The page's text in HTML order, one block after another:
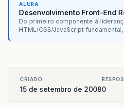
ALURA
Desenvolvimento Front-End
Do primeiro componente à
HTML/CSS/JavaScript
CRIADO
15 de setembro de 20080